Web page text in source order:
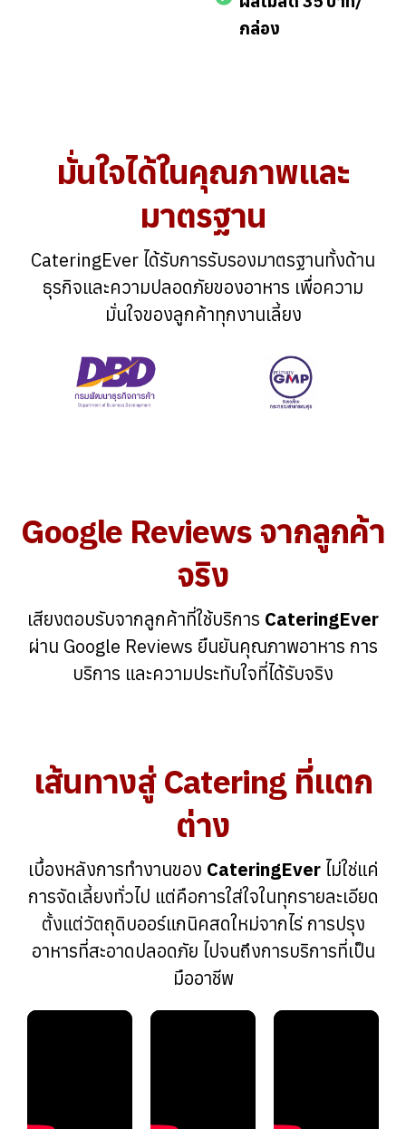
กล่อง
มั่นใจได้ในคุณภาพและ
มาตรฐาน
CateringEver ได้รับการรับรองมาตรฐานทั้งด้าน
ธุรกิจและความปลอดภัยของอาหาร เพื่อความ
มั่นใจของลูกค้าทุกงานเลี้ยง
Google Reviews จากลูกค้า
จริง
เสียงตอบรับจากลูกค้าที่ใช้บริการ CateringEver
ผ่าน Google Reviews ยืนยันคุณภาพอาหาร การ
บริการ และความประทับใจที่ได้รับจริง
เส้นทางสู่ Catering ที่แตก
ต่าง
เบื้องหลังการทำงานของ CateringEverไม่ใช่แค่
การจัดเลี้ยงทั่วไป แต่คือการใส่ใจในทุกรายละเอียด
ตั้งแต่วัตถุดิบออร์แกนิคสดใหม่จากไร่ การปรุง
อาหารที่สะอาดปลอดภัย ไปจนถึงการบริการที่เป็น
มืออาชีพ